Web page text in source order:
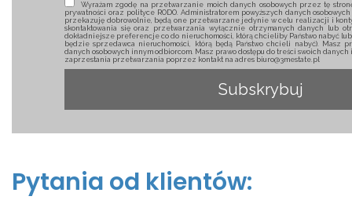
Wyrażam zgodę na przetwarzanie moich danych osobowych przez tę
prywatności oraz polityce RODO. Administratorem powyższych danych
przekazuję dobrowolnie, będą one przetwarzane jedynie w celu realizacji i
skontaktowania się oraz przetwarzania wyłącznie otrzymanych danych lub
dokładniejsze preferencje co do nieruchomości, którą chcieliby Państwo nabyć
będzie sprzedawca nieruchomości, którą będą Państwo chcieli nabyć). Masz
danych osobowych innym odbiorcom. Masz prawo dostępu do treści swoich
zaprzestania przetwarzania poprzez kontakt na adres biuro@3mestate.pl
Pytania od klientów: